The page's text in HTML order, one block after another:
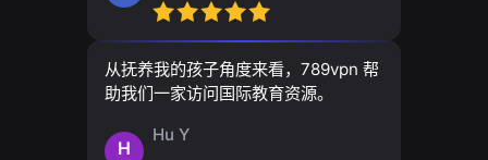
从抚养我的孩子角度来看，789vpn 帮
助我们一家访问国际教育资源。
H
Hu Y